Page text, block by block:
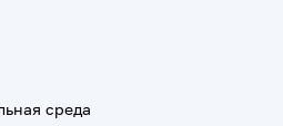
среда